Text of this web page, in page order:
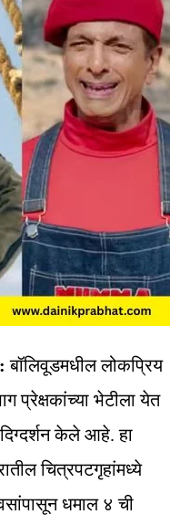
:बॉलिवूडमधील लोकप्रिय
प्रेक्षकांच्या भेटीला येत
केले आहे. हा
चित्रपटगृहांमध्ये
धमाल ४ ची